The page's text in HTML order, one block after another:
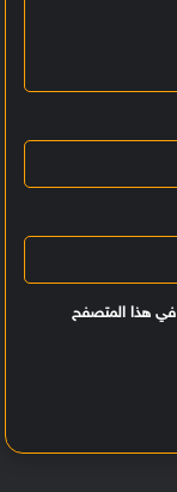
في هذا المتصفح